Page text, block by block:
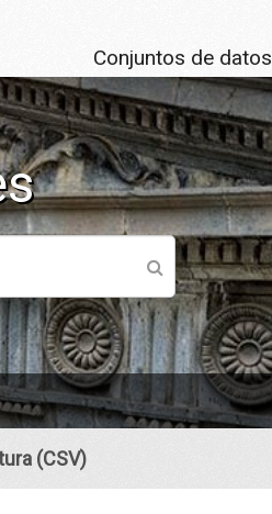
Conjuntos de datos
(CSV)